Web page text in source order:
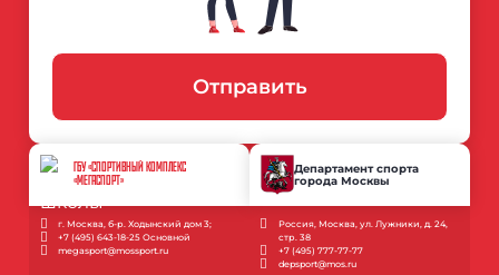
Отправить
ГБУ «СПОРТИВНЫЙ КОМПЛЕКС
«МЕГАСПОРТ»
г. Москва, б-р. Ходынский дом 3;
+7 (495) 643-18-25 Основной
megasport@mossport.ru
Департамент спорта
города Москвы
Россия, Москва, ул. Лужники, д. 24,
стр. 38
+7 (495) 777-77-77
depsport@mos.ru